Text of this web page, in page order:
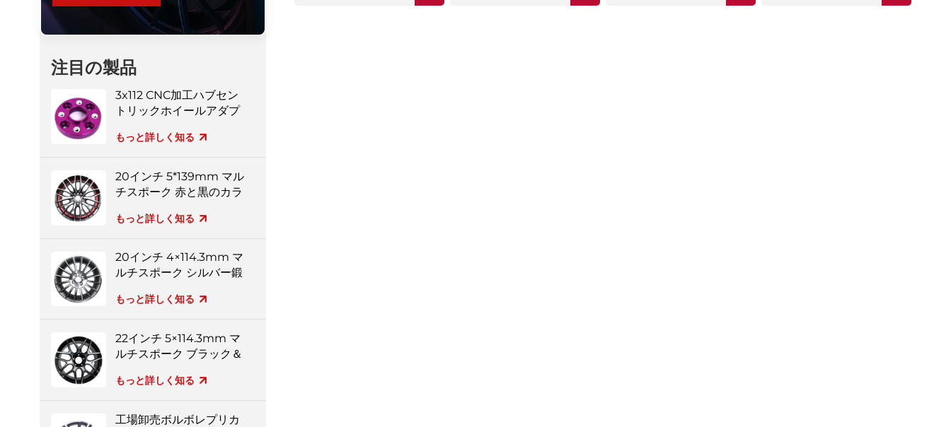
注目の製品
3x112 CNC加工ハブセン
トリックホイールアダプ
もっと詳しく知る
20インチ 5*139mm マル
チスポーク 赤と黒のカラ
もっと詳しく知る
20インチ 4×114.3mm マ
ルチスポーク シルバー鍛
もっと詳しく知る
22インチ 5×114.3mm マ
ルチスポーク ブラック＆
鍛造ホイール
もっと詳しく知る
工場卸売ボルボレプリカ